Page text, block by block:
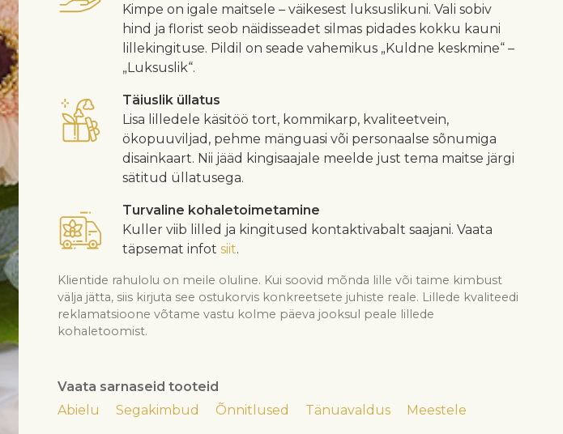
Kimpe on igale maitsele – väikesest luksuslikuni. Vali sobiv
hind ja florist seob näidisseadet silmas pidades kokku kauni
lillekingituse. Pildil on seade vahemikus „Kuldne keskmine“ –
„Luksuslik“.
Täiuslik üllatus
Lisa lilledele käsitöö tort, kommikarp, kvaliteetvein,
ökopuuviljad, pehme mänguasi või personaalse sõnumiga
disainkaart. Nii jääd kingisaajale meelde just tema maitse järgi
sätitud üllatusega.
Turvaline kohaletoimetamine
Kuller viib lilled ja kingitused kontaktivabalt saajani. Vaata
täpsemat infot siit.
Klientide rahulolu on meile oluline. Kui soovid mõnda lille või taime kimbust
välja jätta, siis kirjuta see ostukorvis konkreetsete juhiste reale. Lillede kvaliteedi
reklamatsioone võtame vastu kolme päeva jooksul peale lillede
kohaletoomist.
Vaata sarnaseid tooteid
Abielu
Segakimbud Õnnitlused Tänuavaldus Meestele